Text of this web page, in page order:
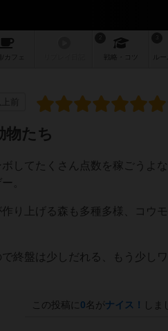
カフェ 戦略
前
物たち
してたくさん点数を稼ごうよ
。
り上げる森も多種多様、コウ
終盤は少しだれる、もう少し
この投稿に 0名がナイス！ しま